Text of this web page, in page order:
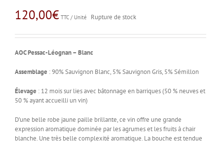
120,00€ TTC / Unité Rupture de stock
AOC Pessac-Léognan – Blanc
Assemblage : 90% Sauvignon Blanc, 5% Sauvignon Gris, 5% Sémillon
Élevage : 12 mois sur lies avec bâtonnage en barriques (50 % neuves et
50 % ayant accueilli un vin)
D’une belle robe jaune paille brillante, ce vin offre une grande
expression aromatique dominée par les agrumes et les fruits à chair
blanche. Une très belle complexité aromatique. La bouche est tendue